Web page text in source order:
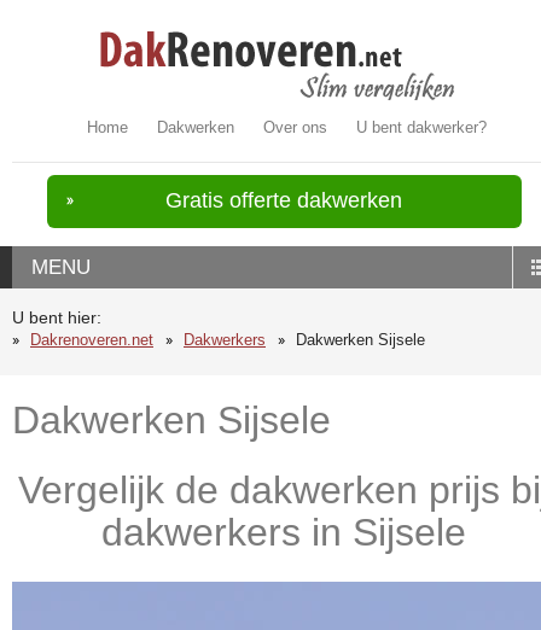
Home Dakwerken Over ons U bent dakwerker?
Gratis offerte dakwerken
MENU
U bent hier:
Dakrenoveren.net
Dakwerkers Dakwerken Sijsele
Dakwerken Sijsele
Vergelijk de dakwerken prijs
dakwerkers in Sijsele